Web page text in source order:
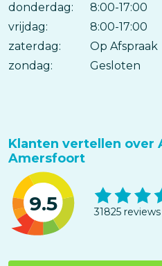
donderdag:
8:00-17:00
vrijdag:
8:00-17:00
zaterdag:
Op Afspraak
zondag:
Gesloten
Klanten vertellen over
Amersfoort
9.5 31825 reviews